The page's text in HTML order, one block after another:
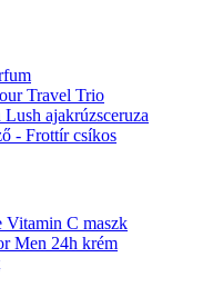
Travel Trio
ajakrúzsceruza
- Frottír csíkos
Vitamin C maszk
Men 24h krém